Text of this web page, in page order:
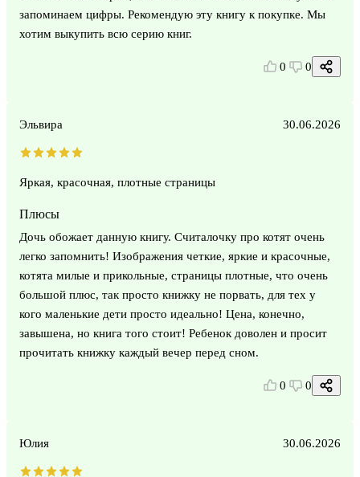
запоминаем цифры. Рекомендую эту книгу к покупке. Мы
хотим выкупить всю серию книг.
0 0
Эльвира 30.06.2026
Яркая, красочная, плотные страницы
Плюсы
Дочь обожает данную книгу. Считалочку про котят очень
легко запомнить! Изображения четкие, яркие и красочные,
котята милые и прикольные, страницы плотные, что очень
большой плюс, так просто книжку не порвать, для тех у
кого маленькие дети просто идеально! Цена, конечно,
завышена, но книга того стоит! Ребенок доволен и просит
прочитать книжку каждый вечер перед сном.
0 0
Юлия 30.06.2026